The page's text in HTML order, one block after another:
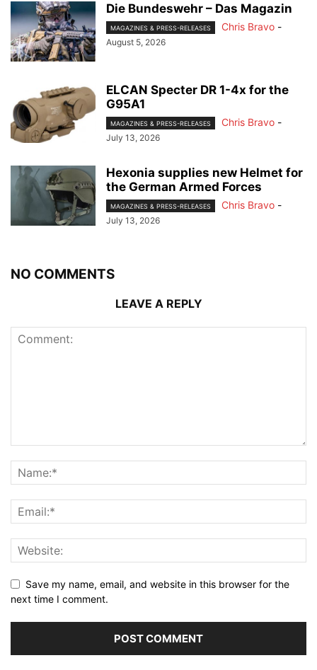
Die Bundeswehr – Das Magazin
MAGAZINES & PRESS-RELEASES Chris Bravo -
August 5, 2026
ELCAN Specter DR 1-4x for the
G95A1
MAGAZINES & PRESS-RELEASES Chris Bravo -
July 13, 2026
Hexonia supplies new Helmet for
the German Armed Forces
MAGAZINES & PRESS-RELEASES Chris Bravo -
July 13, 2026
NO COMMENTS
LEAVE A REPLY
Save my name, email, and website in this browser for the
next time I comment.